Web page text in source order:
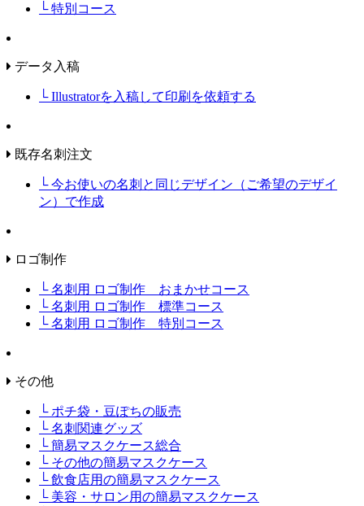
└ 特別コース
データ入稿
└ Illustratorを入稿して印刷を依頼する
既存名刺注文
└ 今お使いの名刺と同じデザイン（ご希望のデザイ
ン）で作成
ロゴ制作
└ 名刺用 ロゴ制作 おまかせコース
└ 名刺用 ロゴ制作 標準コース
└ 名刺用 ロゴ制作 特別コース
その他
└ ポチ袋・豆ぽちの販売
└ 名刺関連グッズ
└ 簡易マスクケース総合
└ その他の簡易マスクケース
└ 飲食店用の簡易マスクケース
└ 美容・サロン用の簡易マスクケース